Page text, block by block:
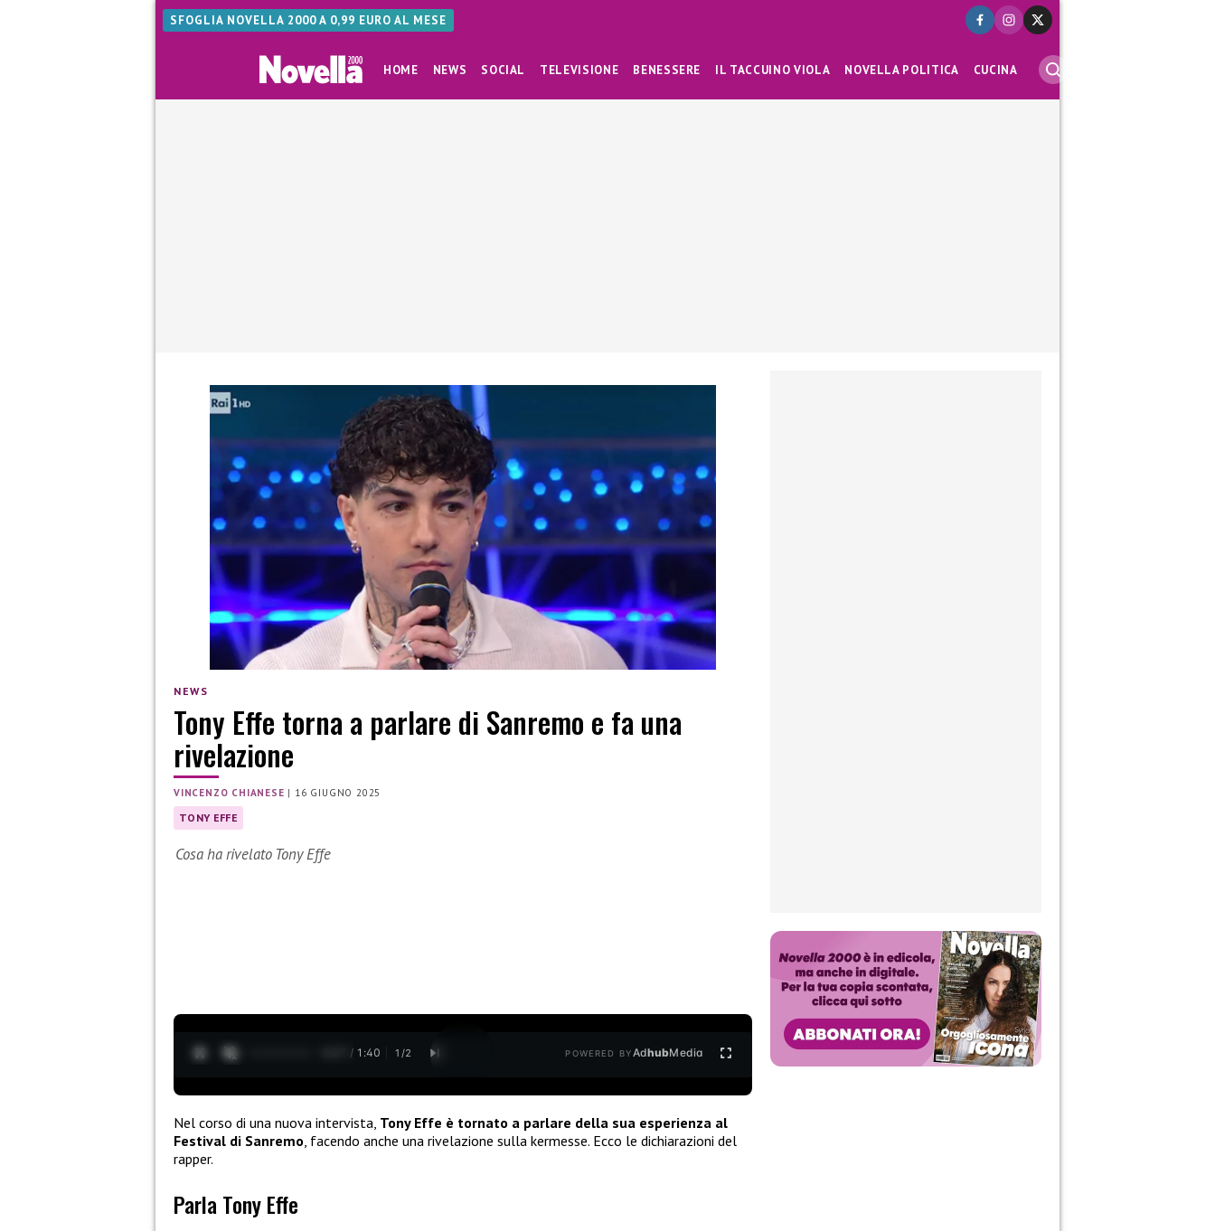
SFOGLIA NOVELLA 2000 A 0,99 EURO AL MESE
HOME NEWS SOCIAL TELEVISIONE BENESSERE IL TACCUINO VIOLA NOVELLA POLITICA CUCINA
NEWS
Tony Effe torna a parlare di Sanremo e fa una
rivelazione
VINCENZO CHIANESE | 16 GIUGNO 2025
TONY EFFE
Cosa ha rivelato Tony Effe
0:28 / 1:40 1 /2 POWERED BYAdhubMedia
Nel corso di una nuova intervista, Tony Effe è tornato a parlare della sua esperienza al
Festival di Sanremo , facendo anche una rivelazione sulla kermesse. Ecco le dichiarazioni del
rapper.
Parla Tony Effe